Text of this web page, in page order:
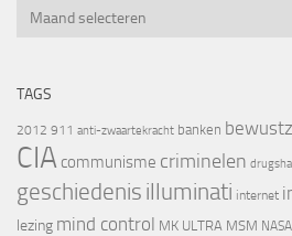
Archief
TAGS
2012 911 anti-zwaartekracht banken
CIA communisme criminelen
geschiedenis illuminati internet
lezing mind control MK ULTRA MSM NASA